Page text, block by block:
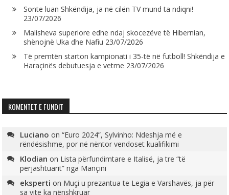
Sonte luan Shkëndija, ja në cilën TV mund ta ndiqni!
23/07/2026
Malisheva superiore edhe ndaj skocezëve të Hibernian,
shënojnë Uka dhe Nafiu 23/07/2026
Të premtën starton kampionati i 35-të në futboll! Shkëndija e
Haraçinës debutuesja e vetme 23/07/2026
KOMENTET E FUNDIT
Luciano on“Euro 2024”, Sylvinho: Ndeshja më e
rëndësishme, por në nëntor vendoset kualifikimi
Klodian on Lista përfundimtare e Italisë, ja tre “të
përjashtuarit” nga Mançini
eksperti on Muçi u prezantua te Legia e Varshavës, ja për
sa vite ka nënshkruar